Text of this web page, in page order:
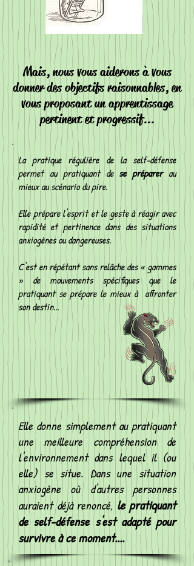
Mais, nous vous aiderons à vous
donner des objectifs raisonnables, en
vous proposant un apprentissage
pertinent et progressif...
La pratique régulière de la self-défense
permet au pratiquant de se préparerau
mieux au scénario du pire.
Elle prépare l'esprit et le geste à réagir avec
rapidité et pertinence dans des situations
anxiogènes ou dangereuses.
C'est en répétant sans relâche des « gammes
» de mouvements spécifiques que le
pratiquant se prépare le mieux à affronter
son destin...
Elle donne simplement au pratiquant
une meilleure compréhension de
l'environnement dans lequel il (ou
elle) se situe. Dans une situation
anxiogène où d'autres personnes
auraient déjà renoncé, le pratiquant
de self-défense s'est adapté pour
survivre à ce moment....